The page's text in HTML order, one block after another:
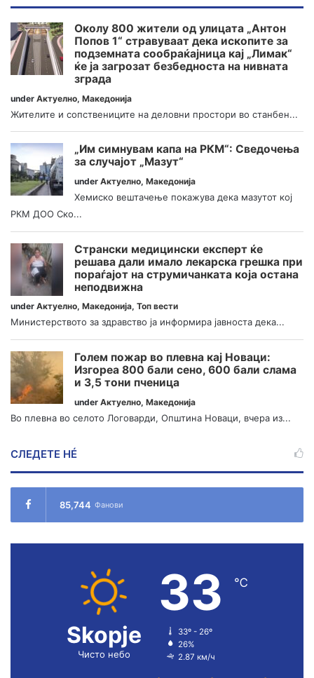
Околу 800 жители од улицата „Антон
Попов 1“ стравуваат дека ископите за
подземната сообраќајница кај „Лимак“
ќе ја загрозат безбедноста на нивната
зграда
under Актуелно, Македонија
Жителите и сопствениците на деловни простори во станбен...
„Им симнувам капа на РКМ“: Сведочења
за случајот „Мазут“
under Актуелно, Македонија
Хемиско вештачење покажува дека мазутот кој
РКМ ДОО Ско...
Странски медицински експерт ќе
решава дали имало лекарска грешка при
пораѓајот на струмичанката која остана
неподвижна
under Актуелно, Македонија, Топ вести
Министерството за здравство ја информира јавноста дека...
Голем пожар во плевна кај Новаци:
Изгореа 800 бали сено, 600 бали слама
и 3,5 тони пченица
under Актуелно, Македонија
Во плевна во селото Логоварди, Општина Новаци, вчера из...
СЛЕДЕТЕ НÉ
85,744 Фанови
Skopje
Чисто небо
33 ℃
33º - 26º
26%
2.87 км/ч